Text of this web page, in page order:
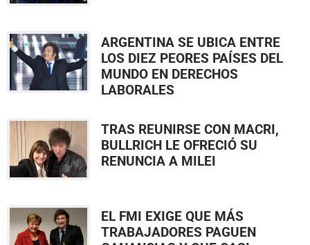
ARGENTINA SE UBICA ENTRE
LOS DIEZ PEORES PAÍSES DEL
MUNDO EN DERECHOS
LABORALES
TRAS REUNIRSE CON MACRI,
BULLRICH LE OFRECIÓ SU
RENUNCIA A MILEI
EL FMI EXIGE QUE MÁS
TRABAJADORES PAGUEN